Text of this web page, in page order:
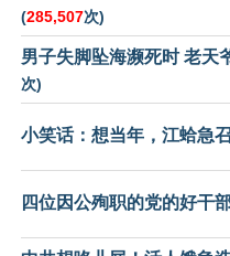
(285,507次)
男子失脚坠海濒死时 老天
次)
小笑话：想当年，江蛤
四位因公殉职的党的好干